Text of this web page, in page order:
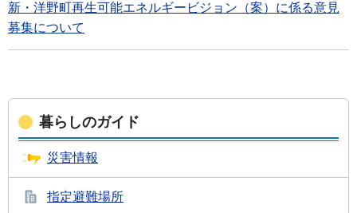
新・洋野町再生可能エネルギービジョン（案）に係る意見
募集について
暮らしのガイド
災害情報
指定避難場所